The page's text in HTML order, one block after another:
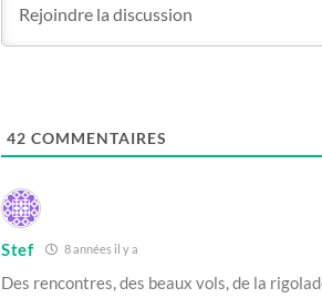
42 COMMENTAIRES
Stef 8 années il y a
Des rencontres, des beaux vols, de la